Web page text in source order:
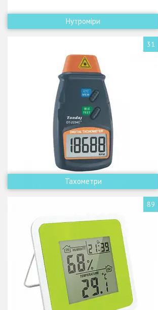
Нутроміри
31
Тахометри
89